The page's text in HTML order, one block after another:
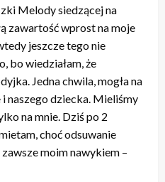
Melody siedzącej na
zawartość wprost na moje
jeszcze tego nie
bo wiedziałam, że
Jedna chwila, mogła na
i naszego dziecka. Mieliśmy
na mnie. Dziś po 2
choć odsuwanie
moim nawykiem –